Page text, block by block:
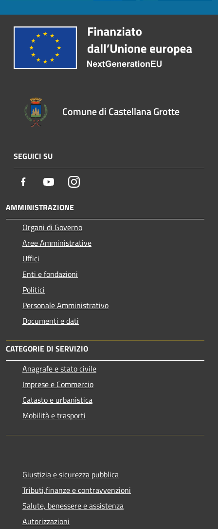
Comune di Castellana Grotte
SEGUICI SU
Facebook YoutubeInstagram
AMMINISTRAZIONE
Organi di Governo
Aree Amministrative
Uffici
Enti e fondazioni
Politici
Personale Amministrativo
Documenti e dati
CATEGORIE DI SERVIZIO
Anagrafe e stato civile
Imprese e Commercio
Catasto e urbanistica
Mobilità e trasporti
Giustizia e sicurezza pubblica
Tributi,finanze e contravvenzioni
Salute, benessere e assistenza
Autorizzazioni